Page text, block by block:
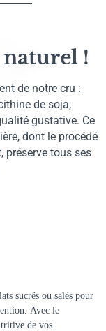
naturel !
de notre cru :
de soja,
gustative. Ce
dont le procédé
préserve tous ses
sucrés ou salés pour
Avec le
de vos